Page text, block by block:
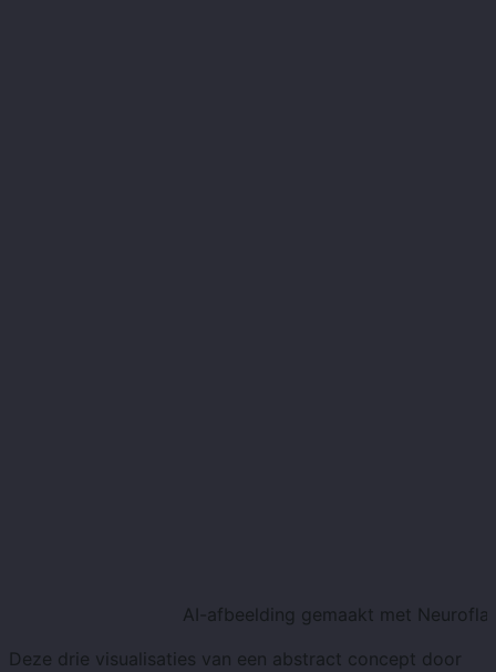
AI-afbeelding gemaakt met
Deze drie visualisaties van een abstract concept door